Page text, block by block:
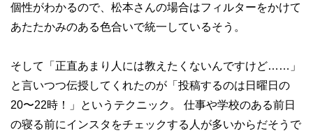
個性がわかるので、松本さんの場合はフィルターをかけて
あたたかみのある色合いで統一しているそう。
そして「正直あまり人には教えたくないんですけど……」
と言いつつ伝授してくれたのが「投稿するのは日曜日の
20〜22時！」というテクニック。 仕事や学校のある前日
の寝る前にインスタをチェックする人が多いからだそうで